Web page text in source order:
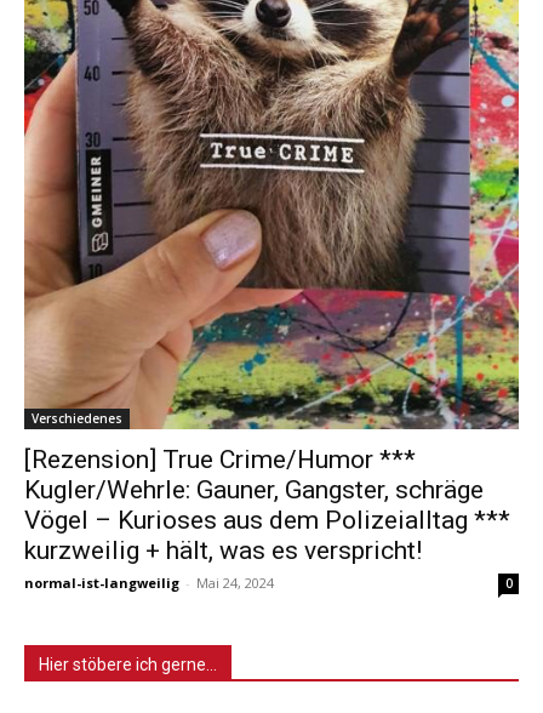
Verschiedenes
[Rezension] True Crime/Humor ***
Kugler/Wehrle: Gauner, Gangster, schräge
Vögel – Kurioses aus dem Polizeialltag ***
kurzweilig + hält, was es verspricht!
normal-ist-langweilig - Mai 24, 2024 0
Hier stöbere ich gerne…